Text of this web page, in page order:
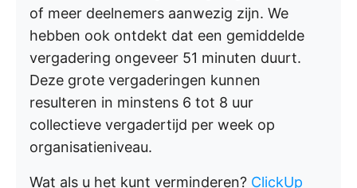
of meer deelnemers aanwezig zijn. We
hebben ook ontdekt dat een gemiddelde
vergadering ongeveer 51 minuten duurt.
Deze grote vergaderingen kunnen
resulteren in minstens 6 tot 8 uur
collectieve vergadertijd per week op
organisatieniveau.
Wat als u het kunt verminderen? ClickUp